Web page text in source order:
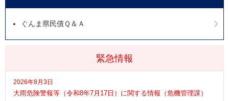
緊急情報
2026年8月3日
大雨危険警報等（令和8年7月17日）に関する情報（危機管理課）
ぐんま県民債Ｑ＆Ａ